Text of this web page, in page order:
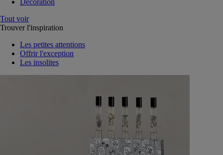
Tout voir
Trouver l'inspiration
Les petites attentions
Offrir l'exception
Les insolites